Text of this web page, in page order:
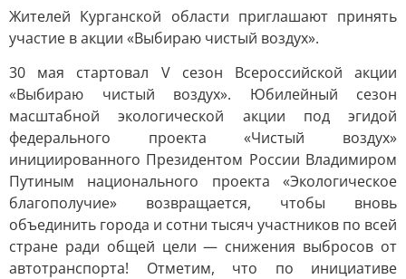
Жителей Курганской области приглашают принять
участие в акции «Выбираю чистый воздух».
30 мая стартовал V сезон Всероссийской акции
«Выбираю чистый воздух». Юбилейный сезон
масштабной экологической акции под эгидой
федерального проекта «Чистый воздух»
инициированного Президентом России Владимиром
Путиным национального проекта «Экологическое
благополучие» возвращается, чтобы вновь
объединить города и сотни тысяч участников по всей
стране ради общей цели — снижения выбросов от
автотранспорта! Отметим, что по инициативе